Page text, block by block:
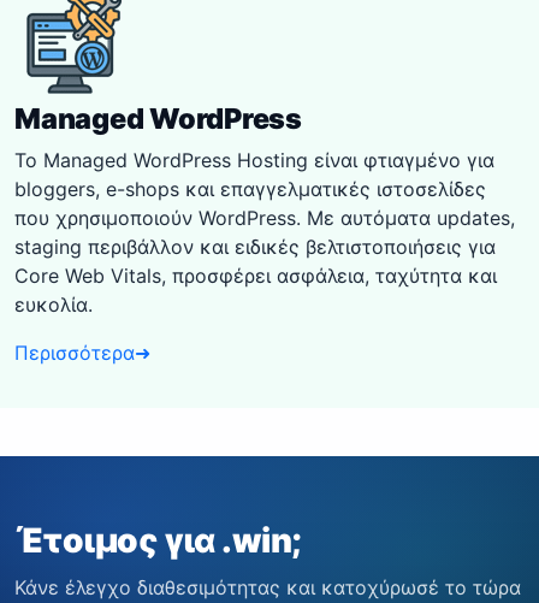
Managed WordPress
Το Managed WordPress Hosting είναι φτιαγμένο για
bloggers, e-shops και επαγγελματικές ιστοσελίδες
που χρησιμοποιούν WordPress. Με αυτόματα updates,
staging περιβάλλον και ειδικές βελτιστοποιήσεις για
Core Web Vitals, προσφέρει ασφάλεια, ταχύτητα και
ευκολία.
Περισσότερα➜
Έτοιμος για .win;
Κάνε έλεγχο διαθεσιμότητας και κατοχύρωσέ το τώρα